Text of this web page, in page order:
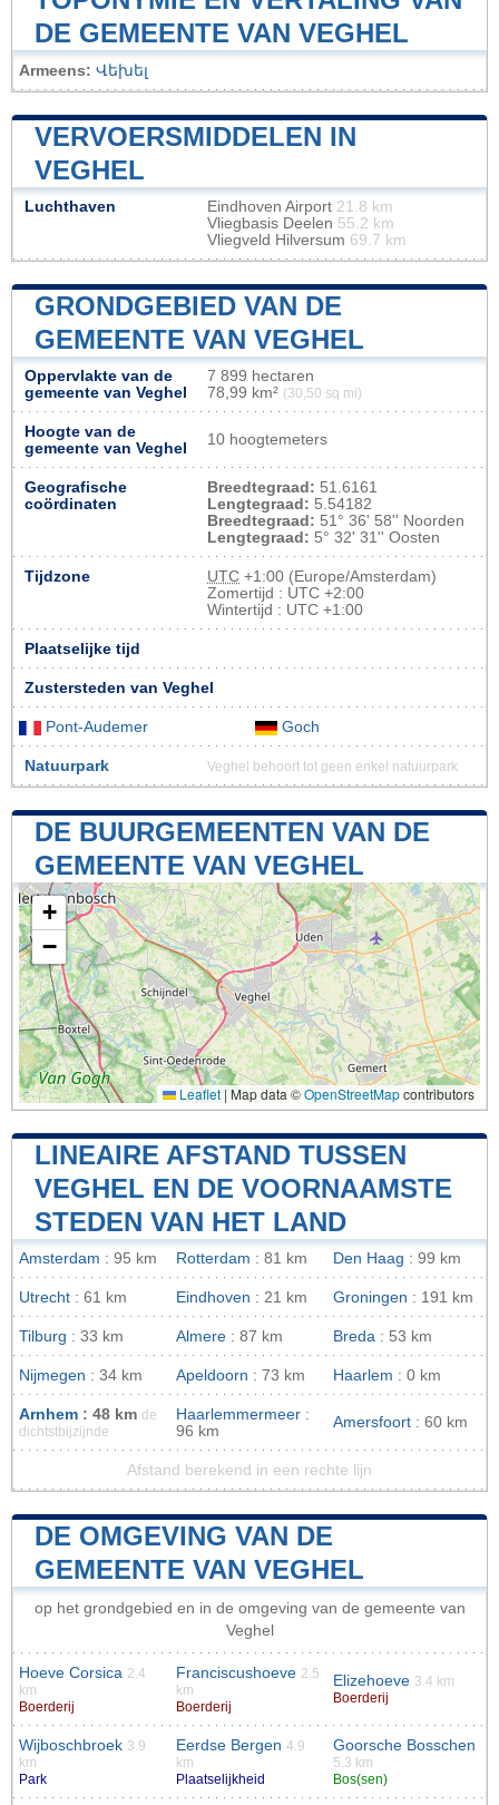
DE GEMEENTE VAN VEGHEL
Armeens: Վեխել
VERVOERSMIDDELEN IN
VEGHEL
Luchthaven Eindhoven Airport 21.8 km
Vliegbasis Deelen 55.2 km
Vliegveld Hilversum 69.7 km
GRONDGEBIED VAN DE
GEMEENTE VAN VEGHEL
Oppervlakte van de
gemeente van Veghel
7 899 hectaren
78,99 km² (30,50 sq mi)
Hoogte van de
gemeente van Veghel
10 hoogtemeters
Geografische
coördinaten
Breedtegraad: 51.6161
Lengtegraad: 5.54182
Breedtegraad: 51° 36' 58'' Noorden
Lengtegraad: 5° 32' 31'' Oosten
Tijdzone UTC +1:00 (Europe/Amsterdam)
Zomertijd : UTC +2:00
Wintertijd : UTC +1:00
Plaatselijke tijd
Zustersteden van Veghel
Pont-Audemer Goch
Natuurpark Veghel behoort tot geen enkel natuurpark
DE BUURGEMEENTEN VAN DE
GEMEENTE VAN VEGHEL
+
−
Leaflet | Map data ©OpenStreetMapcontributors
LINEAIRE AFSTAND TUSSEN
VEGHEL EN DE VOORNAAMSTE
STEDEN VAN HET LAND
Amsterdam : 95 km Rotterdam : 81 km Den Haag : 99 km
Utrecht : 61 km Eindhoven : 21 km Groningen : 191 km
Tilburg : 33 km Almere : 87 km Breda : 53 km
Nijmegen : 34 km Apeldoorn : 73 km Haarlem : 0 km
Arnhem : 48 km de
dichtstbijzijnde
Haarlemmermeer :
96 km
Amersfoort : 60 km
Afstand berekend in een rechte lijn
DE OMGEVING VAN DE
GEMEENTE VAN VEGHEL
op het grondgebied en in de omgeving van de gemeente van
Veghel
Hoeve Corsica 2.4
km
Boerderij
Franciscushoeve 2.5
km
Boerderij
Elizehoeve 3.4 km
Boerderij
Wijboschbroek 3.9
km
Park
Eerdse Bergen 4.9
km
Plaatselijkheid
Goorsche Bosschen
5.3 km
Bos(sen)